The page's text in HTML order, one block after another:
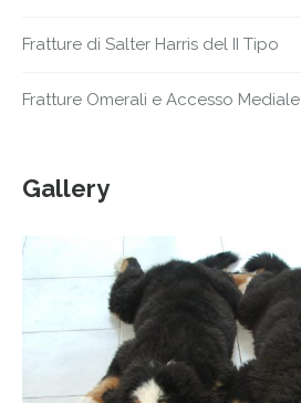
Fratture di Salter Harris del II Tipo
Fratture Omerali e Accesso Mediale
Gallery